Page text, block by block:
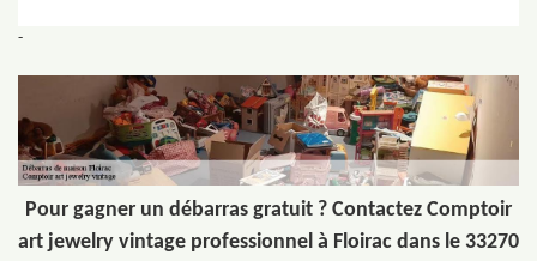
-
Pour gagner un débarras gratuit ? Contactez Comptoir
art jewelry vintage professionnel à Floirac dans le 33270